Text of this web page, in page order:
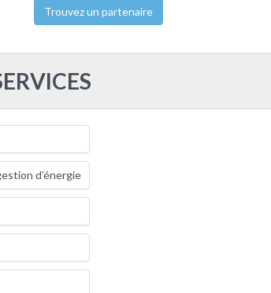
Trouvez un partenaire
d’énergie